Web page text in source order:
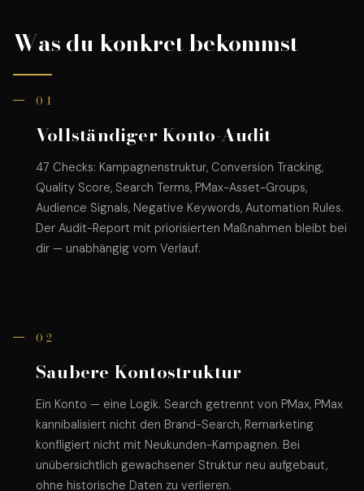
Was du konkret bekommst
01
Vollständiger Konto-Audit
47 Checks: Kampagnenstruktur, Conversion Tracking,
Quality Score, Search Terms, PMax-Asset-Groups,
Audience Signals, Negative Keywords, Automation Rules.
Der Audit-Report mit priorisierten Maßnahmen bleibt bei
dir — unabhängig vom Verlauf.
02
Saubere Kontostruktur
Ein Konto — eine Logik. Search getrennt von PMax, PMax
kannibalisiert nicht den Brand-Search, Remarketing
konfligiert nicht mit Neukunden-Kampagnen. Bei
unübersichtlich gewachsener Struktur neu aufgebaut,
ohne historische Daten zu verlieren.